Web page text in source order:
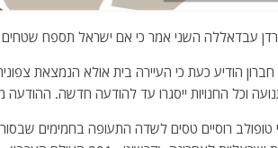
עבדאללה השני אמר כי אם ישראל תספח שטחים
הודיע כעת כי העיירה בית אולא הנמצאת
וכל החנויות ייסגרו עד להודעה חדשה.